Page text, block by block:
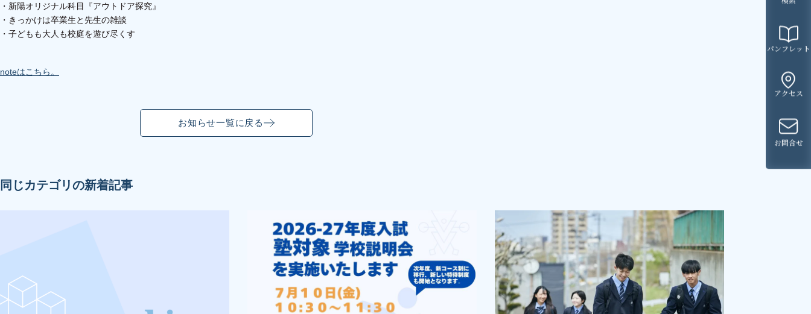
パンフレット
アクセス
お問合せ
・新陽オリジナル科目『アウトドア探究』
・きっかけは卒業生と先生の雑談
・子どもも大人も校庭を遊び尽くす
noteはこちら。
お知らせ一覧に戻る
同じカテゴリの新着記事